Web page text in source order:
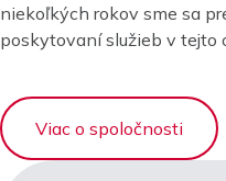
niekoľkých rokov sme sa
poskytovaní služieb v tejto
Viac o spoločnosti